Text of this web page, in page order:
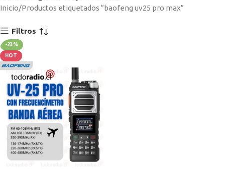
Inicio Productos etiquetados “baofeng uv25 pro max”
Filtros
-23%
HOT